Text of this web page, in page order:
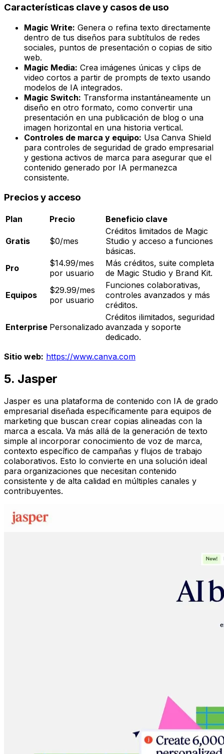
Características clave y casos de uso
Magic Write: Genera o refina texto directamente
dentro de tus diseños para subtítulos de redes
sociales, puntos de presentación o copias de sitio
web.
Magic Media: Crea imágenes únicas y clips de
video cortos a partir de prompts de texto usando
modelos de IA integrados.
Magic Switch: Transforma instantáneamente un
diseño en otro formato, como convertir una
presentación en una publicación de blog o una
imagen horizontal en una historia vertical.
Controles de marca y equipo: Usa Canva Shield
para controles de seguridad de grado empresarial
y gestiona activos de marca para asegurar que el
contenido generado por IA permanezca
consistente.
Precios y acceso
Plan Precio Beneficio clave
Gratis $0/mes
Créditos limitados de Magic
Studio y acceso a funciones
básicas.
Pro
$14.99/mes
por usuario
Más créditos, suite completa
de Magic Studio y Brand Kit.
Equipos
$29.99/mes
por usuario
Funciones colaborativas,
controles avanzados y más
créditos.
Enterprise Personalizado
Créditos ilimitados, seguridad
avanzada y soporte
dedicado.
Sitio web: https://www.canva.com
5. Jasper
Jasper es una plataforma de contenido con IA de grado
empresarial diseñada específicamente para equipos de
marketing que buscan crear copias alineadas con la
marca a escala. Va más allá de la generación de texto
simple al incorporar conocimiento de voz de marca,
contexto específico de campañas y flujos de trabajo
colaborativos. Esto lo convierte en una solución ideal
para organizaciones que necesitan contenido
consistente y de alta calidad en múltiples canales y
contribuyentes.